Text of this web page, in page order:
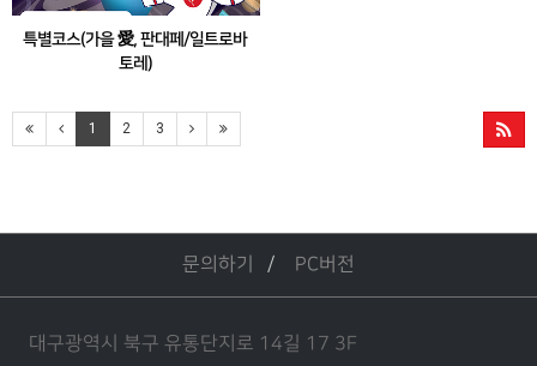
특별코스(가을 愛, 판대페/일트로바
토레)
공연 관람 및 수성못 페스티벌 참여 코스
1 2 3
문의하기 PC버전
대구광역시 북구 유통단지로 14길 17 3F